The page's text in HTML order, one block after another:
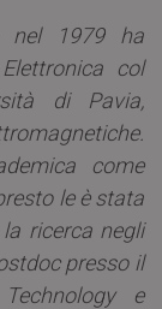
nel 1979 ha
col
di Pavia,
come
le è stata
ricerca negli
presso il
e